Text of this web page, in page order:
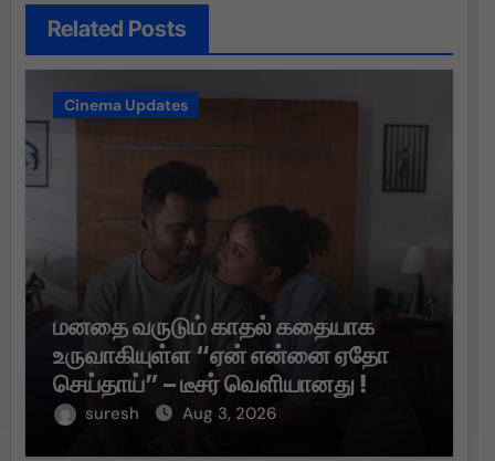
Related Posts
Cinema Updates
மனதை வருடும் காதல் கதையாக
உருவாகியுள்ள “ஏன் என்னை ஏதோ
செய்தாய்” – டீசர் வெளியானது !
suresh Aug 3, 2026